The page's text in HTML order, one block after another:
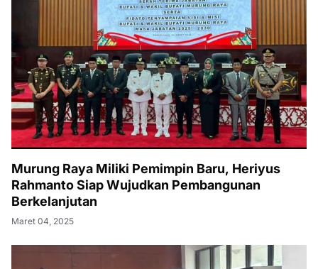
Murung Raya Miliki Pemimpin Baru, Heriyus
Rahmanto Siap Wujudkan Pembangunan
Berkelanjutan
Maret 04, 2025